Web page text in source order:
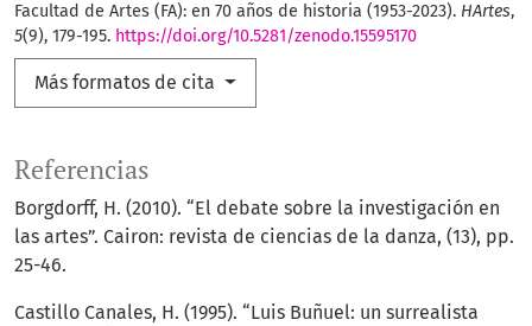
Facultad de Artes (FA): en 70 años de historia (1953-2023). HArtes,
5(9), 179-195. https://doi.org/10.5281/zenodo.15595170
Más formatos de cita
Referencias
Borgdorff, H. (2010). “El debate sobre la investigación en
las artes”. Cairon: revista de ciencias de la danza, (13), pp.
25-46.
Castillo Canales, H. (1995). “Luis Buñuel: un surrealista